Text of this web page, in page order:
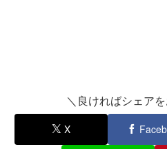
＼良ければシェア
X